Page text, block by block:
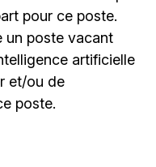
pour ce poste.
un poste vacant
artificielle
et/ou de
poste.